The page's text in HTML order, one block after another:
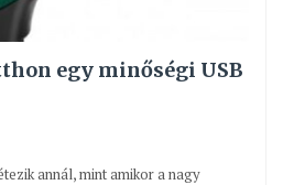
egy minőségi USB
annál, mint amikor a nagy